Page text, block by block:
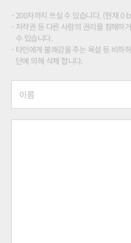
200자까지 쓰실 수 있습니다. (현재 0
저작권 등 다른 사람의 권리를 침해하
수 있습니다.
타인에게 불쾌감을 주는 욕설 등 비하
단에 의해 삭제 합니다.